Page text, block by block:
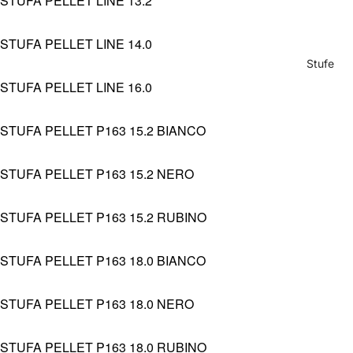
Stufe
STUFA PELLET LINE 14.0
STUFA PELLET LINE 16.0
STUFA PELLET P163 15.2 BIANCO
STUFA PELLET P163 15.2 NERO
STUFA PELLET P163 15.2 RUBINO
STUFA PELLET P163 18.0 BIANCO
STUFA PELLET P163 18.0 NERO
STUFA PELLET P163 18.0 RUBINO